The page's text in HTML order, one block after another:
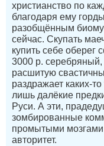
христианство по
благодаря ему
разобщённым
сейчас. Скупать
купить себе оберег
3000 р. серебряный,
расшитую
раздражает каких-
лишь далёкие
Руси. А эти,
зомбированные
промытыми
авторитет.